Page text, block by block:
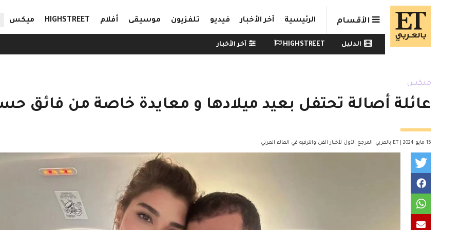
Skip to main content
الأقسام الرئيسية آخر الأخبار فيديو تلفزيون موسيقى أفلام HIGHSTREET ميكس
Watch menu
الدليل HIGHSTREET آخر الأخبار
ميكس
عائلة أصالة تحتفل بعيد ميلادها و معايدة خاصة من فائق
15 مايو 2024 | ET بالعربي: المرجع الأول لأخبار الفن والترفيه في العالم العربي